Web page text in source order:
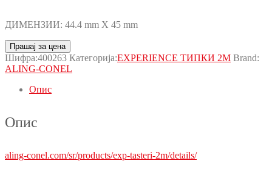
ДИМЕНЗИИ: 44.4 mm X 45 mm
Прашај за цена
Шифра:400263 Категорија:EXPERIENCE ТИПКИ 2М Brand:
ALING-CONEL
Опис
Опис
aling-conel.com/sr/products/exp-tasteri-2m/details/